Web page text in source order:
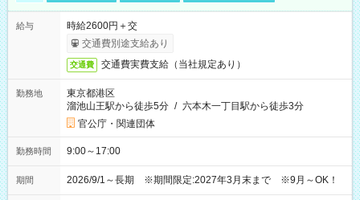
給与
時給2600円＋交
交通費別途支給あり
交通費 交通費実費支給（当社規定あり）
勤務地
東京都港区
溜池山王駅から徒歩5分 / 六本木一丁目駅から徒歩3分
官公庁・関連団体
勤務時間 9:00～17:00
期間 2026/9/1～長期 ※期間限定:2027年3月末まで ※9月～OK！